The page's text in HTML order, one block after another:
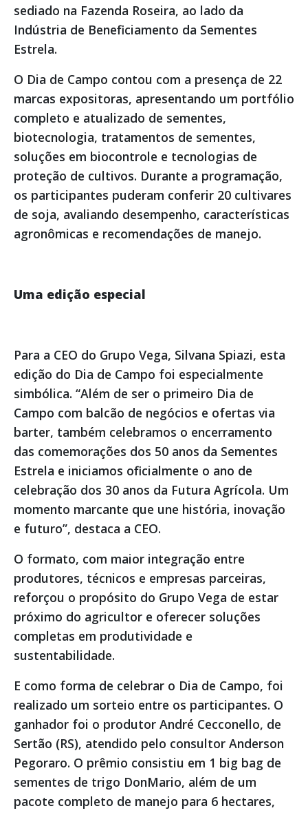
sediado na Fazenda Roseira, ao lado da
Indústria de Beneficiamento da Sementes
Estrela.
O Dia de Campo contou com a presença de 22
marcas expositoras, apresentando um portfólio
completo e atualizado de sementes,
biotecnologia, tratamentos de sementes,
soluções em biocontrole e tecnologias de
proteção de cultivos. Durante a programação,
os participantes puderam conferir 20 cultivares
de soja, avaliando desempenho, características
agronômicas e recomendações de manejo.
Uma edição especial
Para a CEO do Grupo Vega, Silvana Spiazi, esta
edição do Dia de Campo foi especialmente
simbólica. “Além de ser o primeiro Dia de
Campo com balcão de negócios e ofertas via
barter, também celebramos o encerramento
das comemorações dos 50 anos da Sementes
Estrela e iniciamos oficialmente o ano de
celebração dos 30 anos da Futura Agrícola. Um
momento marcante que une história, inovação
e futuro”, destaca a CEO.
O formato, com maior integração entre
produtores, técnicos e empresas parceiras,
reforçou o propósito do Grupo Vega de estar
próximo do agricultor e oferecer soluções
completas em produtividade e
sustentabilidade.
E como forma de celebrar o Dia de Campo, foi
realizado um sorteio entre os participantes. O
ganhador foi o produtor André Cecconello, de
Sertão (RS), atendido pelo consultor Anderson
Pegoraro. O prêmio consistiu em 1 big bag de
sementes de trigo DonMario, além de um
pacote completo de manejo para 6 hectares,